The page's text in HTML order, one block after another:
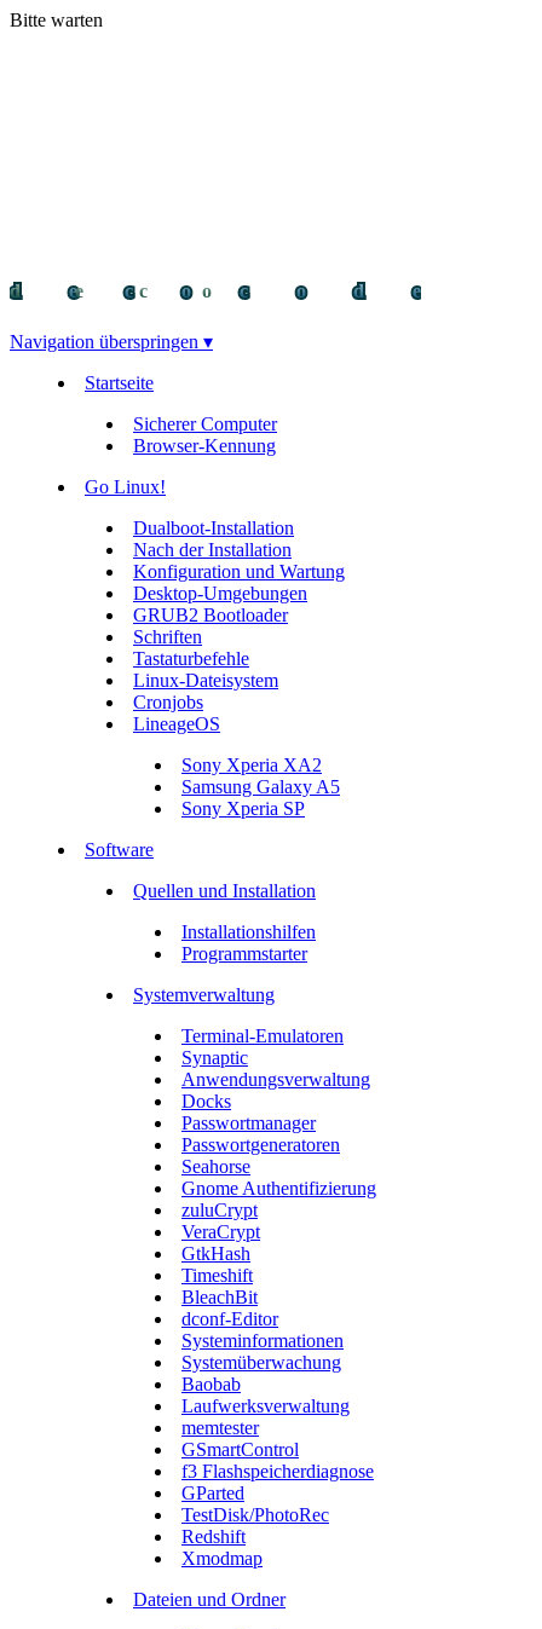
Bitte warten
decocode
decocode
deco
Navigation überspringen ▾
Startseite
Sicherer Computer
Browser-Kennung
Go Linux!
Dualboot-Installation
Nach der Installation
Konfiguration und Wartung
Desktop-Umgebungen
GRUB2 Bootloader
Schriften
Tastaturbefehle
Linux-Dateisystem
Cronjobs
LineageOS
Sony Xperia XA2
Samsung Galaxy A5
Sony Xperia SP
Software
Quellen und Installation
Installationshilfen
Programmstarter
Systemverwaltung
Terminal-Emulatoren
Synaptic
Anwendungsverwaltung
Docks
Passwortmanager
Passwortgeneratoren
Seahorse
Gnome Authentifizierung
zuluCrypt
VeraCrypt
GtkHash
Timeshift
BleachBit
dconf-Editor
Systeminformationen
Systemüberwachung
Baobab
Laufwerksverwaltung
memtester
GSmartControl
f3 Flashspeicherdiagnose
GParted
TestDisk/PhotoRec
Redshift
Xmodmap
Dateien und Ordner